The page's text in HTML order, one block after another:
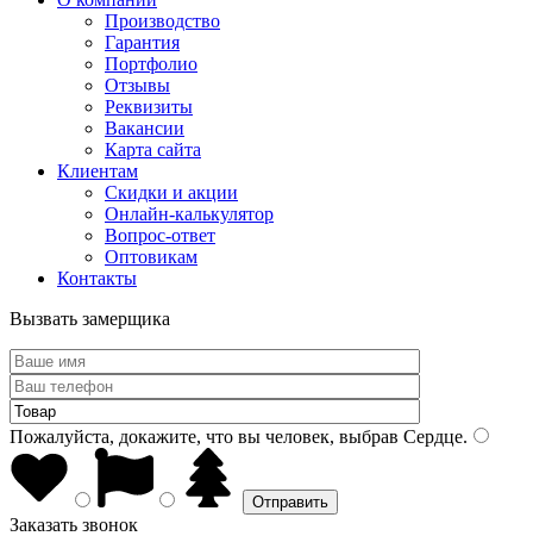
Производство
Гарантия
Портфолио
Отзывы
Реквизиты
Вакансии
Карта сайта
Клиентам
Скидки и акции
Онлайн-калькулятор
Вопрос-ответ
Оптовикам
Контакты
Вызвать замерщика
Пожалуйста, докажите, что вы человек, выбрав Сердце.
Заказать звонок